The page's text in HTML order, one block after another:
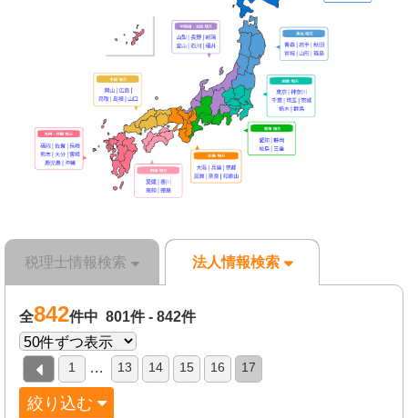
税理士情報検索 法人情報検索
全842件中 801件 - 842件
1 … 13 14 15 16 17
絞り込む